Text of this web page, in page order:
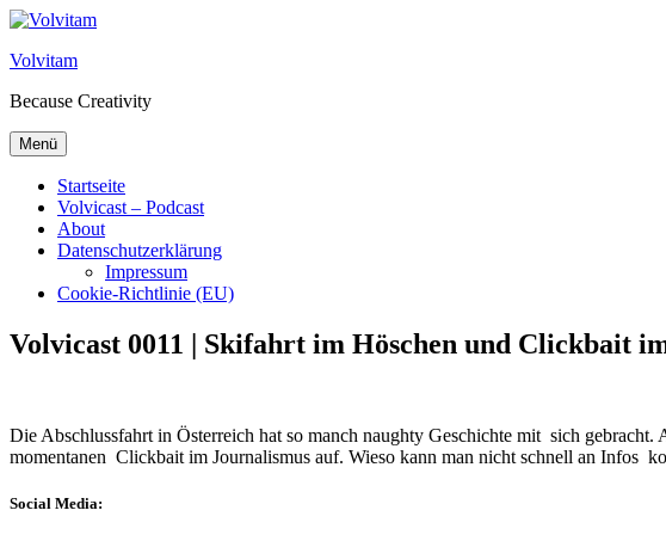
Zum Inhalt springen
Volvitam
Because Creativity
Menü
Startseite
Volvicast – Podcast
About
Datenschutzerklärung
Impressum
Cookie-Richtlinie (EU)
Volvicast 0011 | Skifahrt im Höschen und Clickbait
Die Abschlussfahrt in Österreich hat so manch naughty Geschichte mit sich
momentanen Clickbait im Journalismus auf. Wieso kann man nicht schnell an Infos
Social Media: